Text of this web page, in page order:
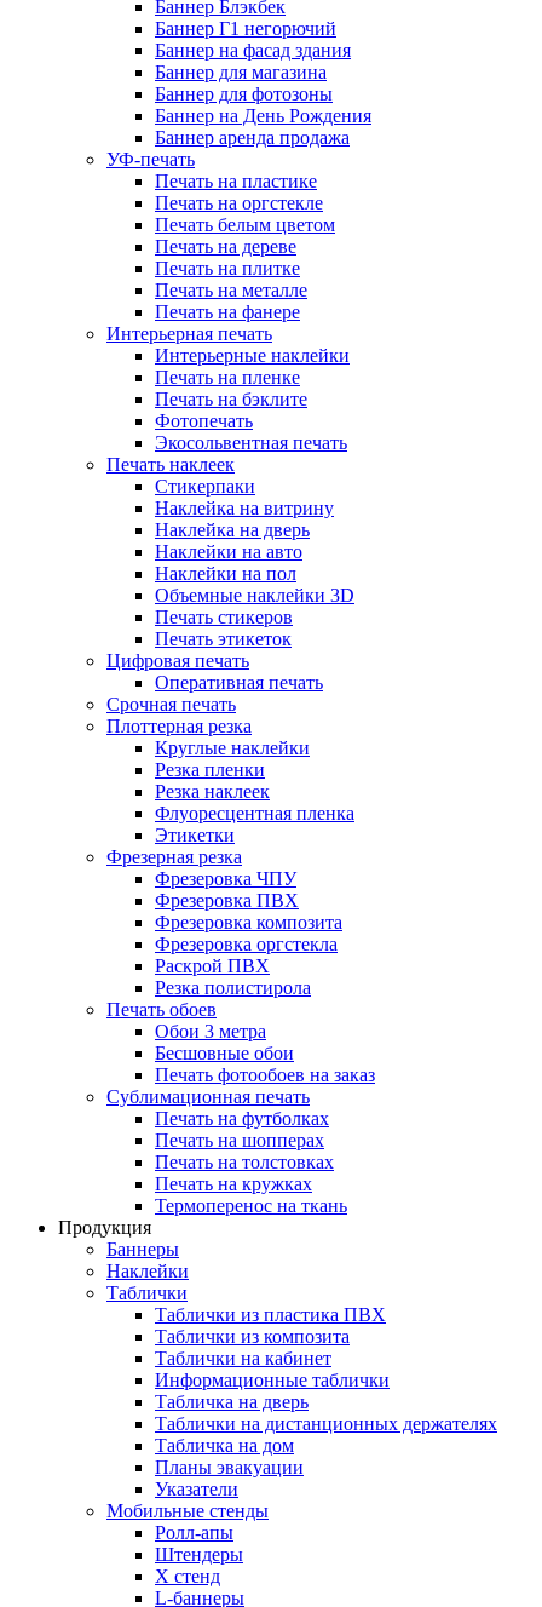
Баннер Блэкбек
Баннер Г1 негорючий
Баннер на фасад здания
Баннер для магазина
Баннер для фотозоны
Баннер на День Рождения
Баннер аренда продажа
УФ-печать
Печать на пластике
Печать на оргстекле
Печать белым цветом
Печать на дереве
Печать на плитке
Печать на металле
Печать на фанере
Интерьерная печать
Интерьерные наклейки
Печать на пленке
Печать на бэклите
Фотопечать
Экосольвентная печать
Печать наклеек
Стикерпаки
Наклейка на витрину
Наклейка на дверь
Наклейки на авто
Наклейки на пол
Объемные наклейки 3D
Печать стикеров
Печать этикеток
Цифровая печать
Оперативная печать
Срочная печать
Плоттерная резка
Круглые наклейки
Резка пленки
Резка наклеек
Флуоресцентная пленка
Этикетки
Фрезерная резка
Фрезеровка ЧПУ
Фрезеровка ПВХ
Фрезеровка композита
Фрезеровка оргстекла
Раскрой ПВХ
Резка полистирола
Печать обоев
Обои 3 метра
Бесшовные обои
Печать фотообоев на заказ
Сублимационная печать
Печать на футболках
Печать на шопперах
Печать на толстовках
Печать на кружках
Термоперенос на ткань
Продукция
Баннеры
Наклейки
Таблички
Таблички из пластика ПВХ
Таблички из композита
Таблички на кабинет
Информационные таблички
Табличка на дверь
Таблички на дистанционных держателях
Табличка на дом
Планы эвакуации
Указатели
Мобильные стенды
Ролл-апы
Штендеры
Х стенд
L-баннеры